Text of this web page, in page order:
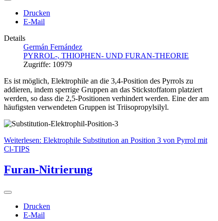
Drucken
E-Mail
Details
Germán Fernández
PYRROL-, THIOPHEN- UND FURAN-THEORIE
Zugriffe: 10979
Es ist möglich, Elektrophile an die 3,4-Position des Pyrrols zu
addieren, indem sperrige Gruppen an das Stickstoffatom platziert
werden, so dass die 2,5-Positionen verhindert werden. Eine der am
häufigsten verwendeten Gruppen ist Triisopropylsilyl.
Weiterlesen: Elektrophile Substitution an Position 3 von Pyrrol mit
Cl-TIPS
Furan-Nitrierung
Drucken
E-Mail